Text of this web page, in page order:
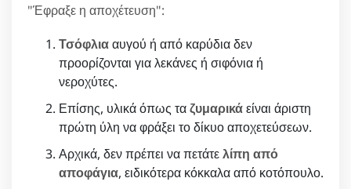
"Έφραξε η αποχέτευση":
Τσόφλιααυγού ή από καρύδια δεν
προορίζονται για λεκάνες ή σιφόνια ή
νεροχύτες.
Επίσης, υλικά όπως ταζυμαρικάείναι άριστη
πρώτη ύλη να φράξει το δίκυο αποχετεύσεων.
Αρχικά, δεν πρέπει να πετάτελίπη από
αποφάγια, ειδικότερα κόκκαλα από κοτόπουλο.